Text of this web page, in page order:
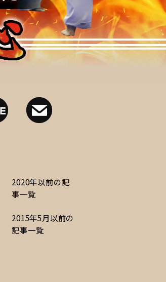
2020年以前の記
事一覧
2015年5月以前の
記事一覧